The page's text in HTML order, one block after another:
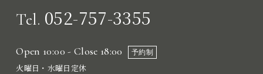
Tel. 052-757-3355
Open 10:00 - Close 18:00 予約制
火曜日・水曜日定休